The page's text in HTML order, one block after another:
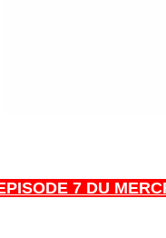
7 DU